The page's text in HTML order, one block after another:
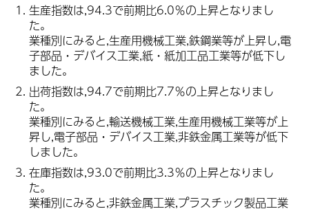
生産指数は,94.3で前期比6.0％の上昇となりまし
た。
業種別にみると,生産用機械工業,鉄鋼業等が上昇し,電
子部品・デバイス工業,紙・紙加工品工業等が低下し
ました。
出荷指数は,94.7で前期比7.7％の上昇となりまし
た。
業種別にみると,輸送機械工業,生産用機械工業等が上
昇し,電子部品・デバイス工業,非鉄金属工業等が低下
しました。
在庫指数は,93.0で前期比3.3％の上昇となりまし
た。
業種別にみると,非鉄金属工業,プラスチック製品工業